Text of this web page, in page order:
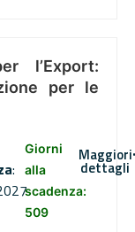
l’Export:
per le
:
Giorni
alla
scadenza:
509
Maggiori
dettagli